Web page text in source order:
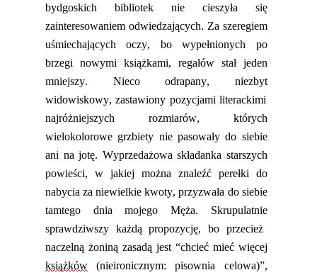
bydgoskich bibliotek nie cieszyła się
zainteresowaniem odwiedzających. Za szeregiem
uśmiechających oczy, bo wypełnionych po
brzegi nowymi książkami, regałów stał jeden
mniejszy. Nieco odrapany, niezbyt
widowiskowy, zastawiony pozycjami literackimi
najróżniejszych rozmiarów, których
wielokolorowe grzbiety nie pasowały do siebie
ani na jotę. Wyprzedażowa składanka starszych
powieści, w jakiej można znaleźć perełki do
nabycia za niewielkie kwoty, przyzwała do siebie
tamtego dnia mojego Męża. Skrupulatnie
sprawdziwszy każdą propozycję, bo przecież
naczelną żoniną zasadą jest “chcieć mieć więcej
książków (nieironicznym: pisownia celowa)”,